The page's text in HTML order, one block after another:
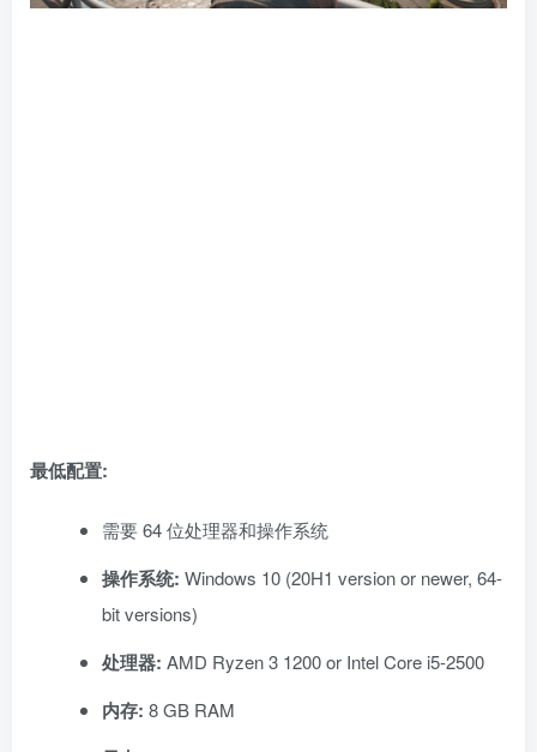
最低配置:
需要 64 位处理器和操作系统
操作系统: Windows 10 (20H1 version or newer, 64-
bit versions)
处理器: AMD Ryzen 3 1200 or Intel Core i5-2500
内存: 8 GB RAM